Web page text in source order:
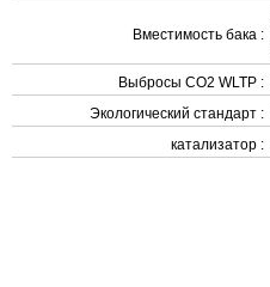
Вместимость бака :
Выбросы CO2 WLTP :
Экологический стандарт :
катализатор :